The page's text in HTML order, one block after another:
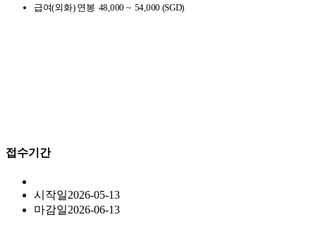
급여(외화) 연봉 48,000 ~ 54,000 (SGD)
접수기간
시작일2026-05-13
마감일2026-06-13